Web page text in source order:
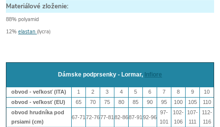
Materiálové zloženie:
88% polyamid
12% elastan (lycra)
Dámske podprsenky - Lormar, Infiore
obvod - veľkosť (ITA) 1 2 3 4 5 6 7 8 9
10
obvod - veľkosť (EU)
65 70 75 80 85 90 95 100 105
110
obvod hrudníka pod
prsiami (cm)
67-71 72-7677-81 82-8687-91 92-96
97-
101
102-
106
107-
111
112-
116